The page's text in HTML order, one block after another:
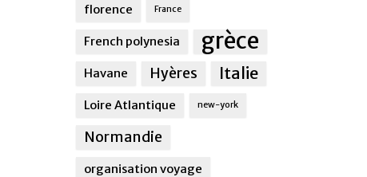
florence France
French polynesia grèce
Havane Hyères Italie
Loire Atlantique new-york
Normandie
organisation voyage